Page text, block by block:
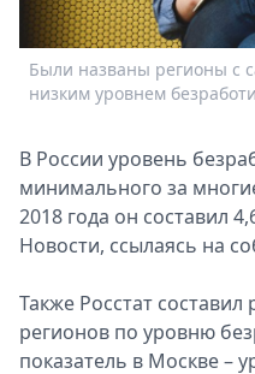
Спецпроекты
Звезды
Выборы
2026
Metro
Были названы регионы с
низким уровнем
В России уровень
минимального за
2018 года он составил
Новости, ссылаясь на
Также Росстат составил
регионов по уровню
показатель в Москве –